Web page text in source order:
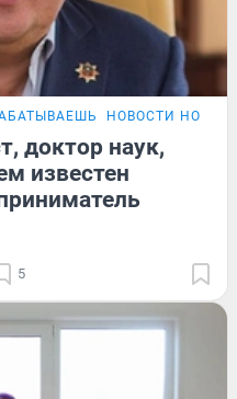
НОВОСТИ
доктор наук,
известен
5